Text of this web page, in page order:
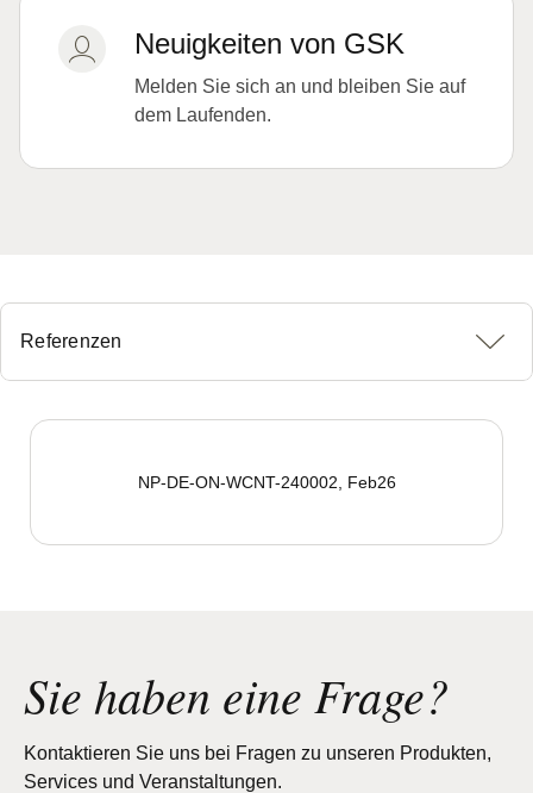
Neuigkeiten von GSK
Melden Sie sich an und bleiben Sie auf
dem Laufenden.
Referenzen
NP-DE-ON-WCNT-240002, Feb26
Sie haben eine Frage?
Kontaktieren Sie uns bei Fragen zu unseren Produkten,
Services und Veranstaltungen.